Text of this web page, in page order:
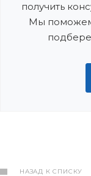
получить
Мы
НАЗАД К СПИСКУ